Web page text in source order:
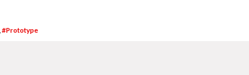
#Prototype